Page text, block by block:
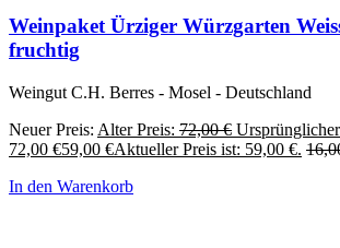
Weinpaket Ürziger Würzgarten
fruchtig
Weingut C.H. Berres - Mosel - Deutschland
Neuer Preis: Alter Preis: 72,00€
72,00 €59,00 €Aktueller Preis ist: 59,00 €.
In den Warenkorb